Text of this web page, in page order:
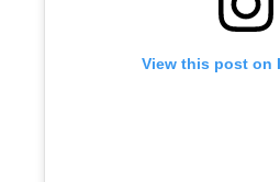
View this post on